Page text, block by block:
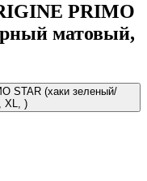
PRIMO
матовый,